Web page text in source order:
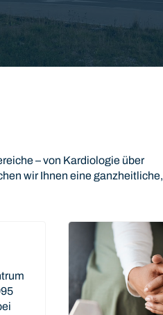
– von Kardiologie über
wir Ihnen eine ganzheitliche,